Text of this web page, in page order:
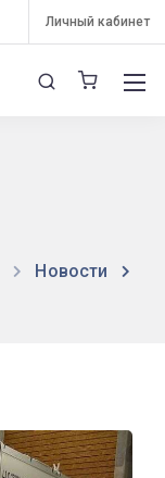
Личный кабинет
Новости